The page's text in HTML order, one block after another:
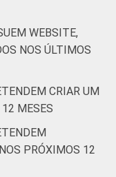
Regional de
da
de
empresas
WEBSITE,
NOS ÚLTIMOS
CRIAR UM
MESES
PRÓXIMOS 12